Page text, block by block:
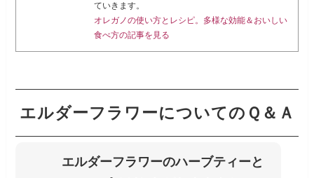
ていきます。
オレガノの使い方とレシピ。多様な効能＆おいしい
食べ方の記事を見る
エルダーフラワーについてのＱ＆Ａ
エルダーフラワーのハーブティーと